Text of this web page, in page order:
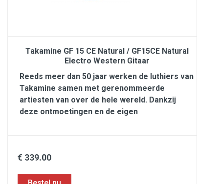
Takamine GF 15 CE Natural / GF15CE Natural
Electro Western Gitaar
Reeds meer dan 50 jaar werken de luthiers van
Takamine samen met gerenommeerde
artiesten van over de hele wereld. Dankzij
deze ontmoetingen en de eigen
€ 339.00